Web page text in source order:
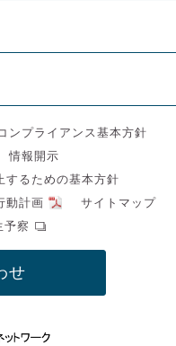
ンプライアンス基本方針
情報開示
するための基本方針
動計画
サイトマップ
予察
せ